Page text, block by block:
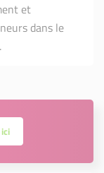
et
dans le